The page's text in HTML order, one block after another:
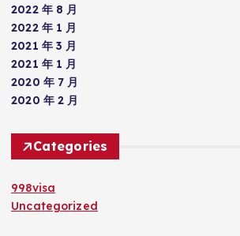
2022 年 8 月
2022 年 1 月
2021 年 3 月
2021 年 1 月
2020 年 7 月
2020 年 2 月
Categories
998visa
Uncategorized